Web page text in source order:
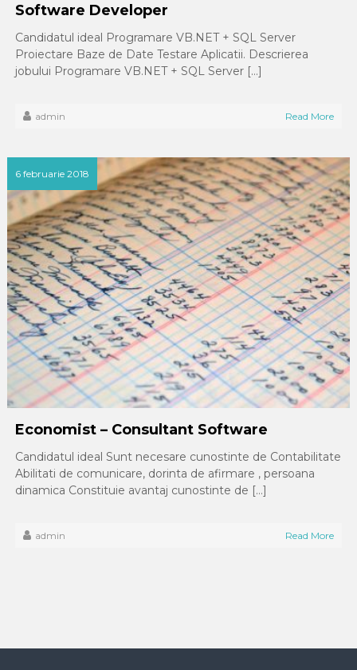
Software Developer
Candidatul ideal Programare VB.NET + SQL Server
Proiectare Baze de Date Testare Aplicatii. Descrierea
jobului Programare VB.NET + SQL Server […]
admin Read More
6 februarie 2018
Economist – Consultant Software
Candidatul ideal Sunt necesare cunostinte de Contabilitate
Abilitati de comunicare, dorinta de afirmare , persoana
dinamica Constituie avantaj cunostinte de […]
admin Read More